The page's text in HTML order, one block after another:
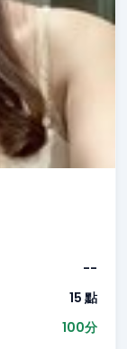
--
15 點
100分